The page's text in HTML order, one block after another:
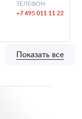
ТЕЛЕФОН:
+7 495 011 11 22
Показать все